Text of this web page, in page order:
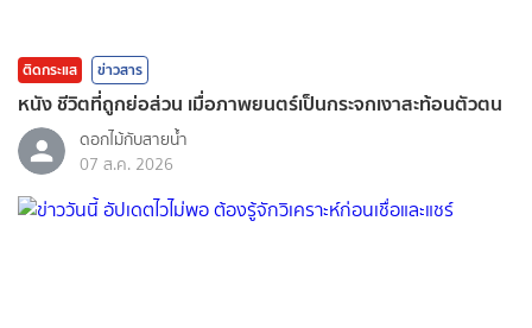
ติดกระแส ข่าวสาร
หนัง ชีวิตที่ถูกย่อส่วน เมื่อภาพยนตร์เป็นกระจกเงาสะท้อนตัวตน
ดอกไม้กับสายน้ำ
07 ส.ค. 2026